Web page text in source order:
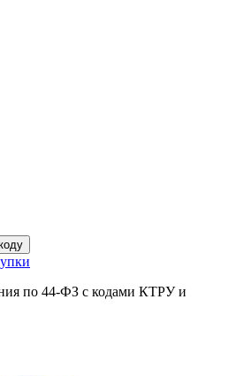
по 44-ФЗ с кодами КТРУ и